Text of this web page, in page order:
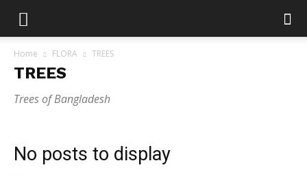
Home FLORA TREES
TREES
Trees of Bangladesh
No posts to display